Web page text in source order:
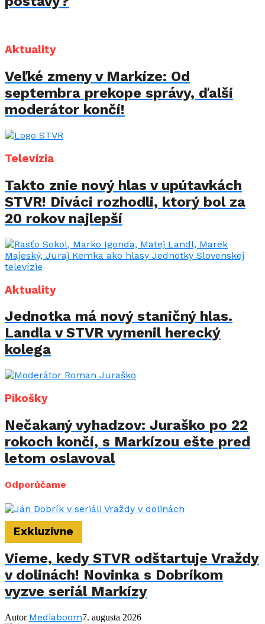
Aktuality
Veľké zmeny v Markíze: Od
septembra prekope správy, ďalší
moderátor končí!
Televízia
Takto znie nový hlas v upútavkách
STVR! Diváci rozhodli, ktorý bol za
20 rokov najlepší
Aktuality
Jednotka má nový staničný hlas.
Landla v STVR vymenil herecký
kolega
Pikošky
Nečakaný vyhadzov: Juraško po 22
rokoch končí, s Markízou ešte pred
letom oslavoval
Odporúčame
Exkluzívne
Vieme, kedy STVR odštartuje Vraždy
v dolinách! Novinka s Dobríkom
vyzve seriál Markízy
Autor Mediaboom7. augusta 2026